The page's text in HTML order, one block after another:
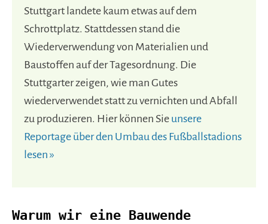
Stuttgart landete kaum etwas auf dem
Schrottplatz. Stattdessen stand die
Wiederverwendung von Materialien und
Baustoffen auf der Tagesordnung. Die
Stuttgarter zeigen, wie man Gutes
wiederverwendet statt zu vernichten und Abfall
zu produzieren. Hier können Sie unsere
Reportage über den Umbau des Fußballstadions
lesen »
Warum wir eine Bauwende